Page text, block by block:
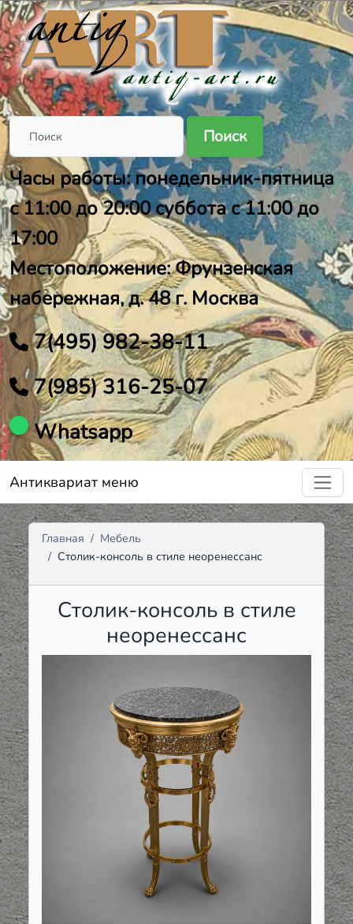
Поиск
Часы работы: понедельник-пятница
с 11:00 до 20:00 суббота с 11:00 до
17:00
Местоположение: Фрунзенская
набережная, д. 48 г. Москва
7(495) 982-38-11
7(985) 316-25-07
Whatsapp
Антиквариат меню
Главная
Мебель
Столик-консоль в стиле неоренессанс
Столик-консоль в стиле
неоренессанс